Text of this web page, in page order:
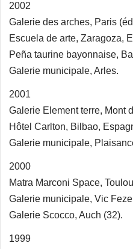
2002
Galerie des arches, Paris
Escuela de arte, Zaragoza,
Peña taurine bayonnaise,
Galerie municipale, Arles.
2001
Galerie Element terre, Mont
Hôtel Carlton, Bilbao,
Galerie municipale,
2000
Matra Marconi Space,
Galerie municipale, Vic
Galerie Scocco, Auch (32).
1999